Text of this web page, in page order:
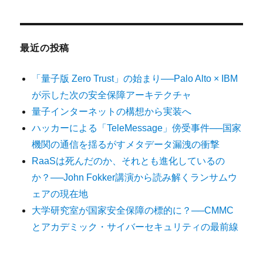
最近の投稿
「量子版 Zero Trust」の始まり──Palo Alto × IBM
が示した次の安全保障アーキテクチャ
量子インターネットの構想から実装へ
ハッカーによる「TeleMessage」傍受事件──国家
機関の通信を揺るがすメタデータ漏洩の衝撃
RaaSは死んだのか、それとも進化しているの
か？──John Fokker講演から読み解くランサムウ
ェアの現在地
大学研究室が国家安全保障の標的に？──CMMC
とアカデミック・サイバーセキュリティの最前線